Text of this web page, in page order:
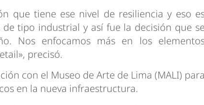
que tiene ese nivel de resiliencia y eso
tipo industrial y así fue la decisión que se
Nos enfocamos más en los
precisó.
con el Museo de Arte de Lima (MALI) para
en la nueva infraestructura.